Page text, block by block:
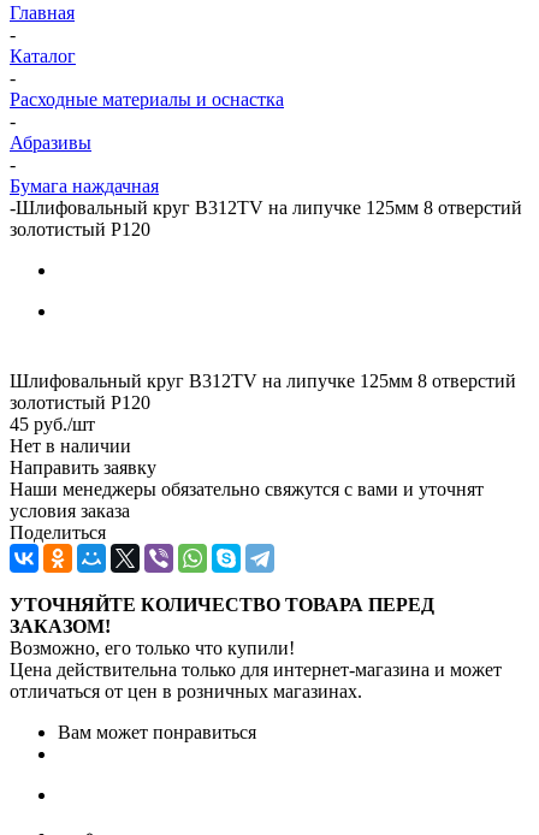
Главная
-
Каталог
-
Расходные материалы и оснастка
-
Абразивы
-
Бумага наждачная
-Шлифовальный круг B312TV на липучке 125мм 8 отверстий
золотистый P120
Шлифовальный круг B312TV на липучке 125мм 8 отверстий
золотистый P120
45 руб./шт
Нет в наличии
Направить заявку
Наши менеджеры обязательно свяжутся с вами и уточнят
условия заказа
Поделиться
УТОЧНЯЙТЕ КОЛИЧЕСТВО ТОВАРА ПЕРЕД
ЗАКАЗОМ!
Возможно, его только что купили!
Цена действительна только для интернет-магазина и может
отличаться от цен в розничных магазинах.
Вам может понравиться